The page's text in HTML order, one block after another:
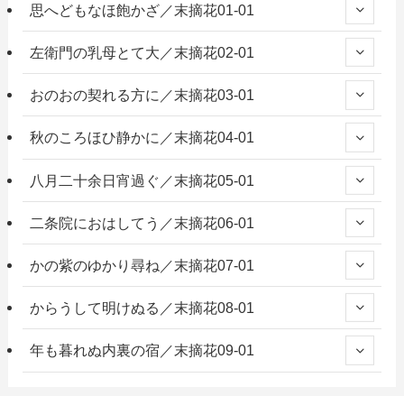
思へどもなほ飽かざ／末摘花01-01
左衛門の乳母とて大／末摘花02-01
おのおの契れる方に／末摘花03-01
秋のころほひ静かに／末摘花04-01
八月二十余日宵過ぐ／末摘花05-01
二条院におはしてう／末摘花06-01
かの紫のゆかり尋ね／末摘花07-01
からうして明けぬる／末摘花08-01
年も暮れぬ内裏の宿／末摘花09-01